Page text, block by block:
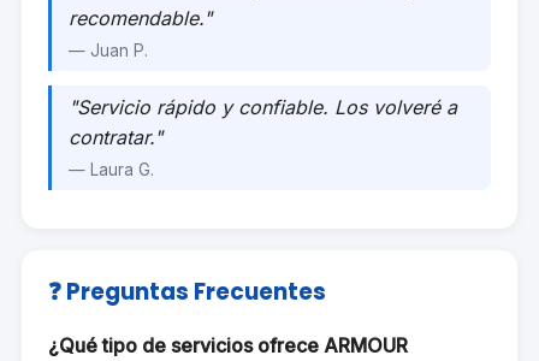
recomendable."
— Juan P.
"Servicio rápido y confiable. Los volveré a
contratar."
— Laura G.
❓ Preguntas Frecuentes
¿Qué tipo de servicios ofrece ARMOUR